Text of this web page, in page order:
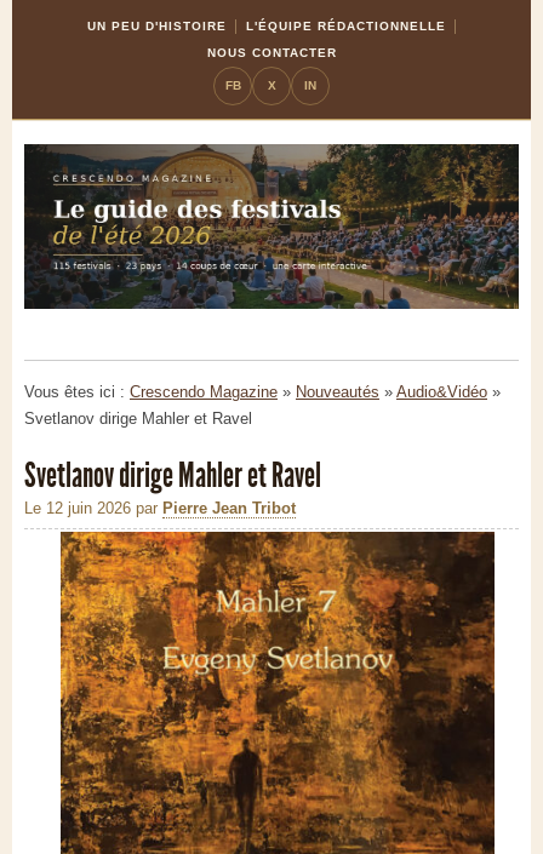
UN PEU D'HISTOIRE
L'ÉQUIPE RÉDACTIONNELLE
NOUS CONTACTER
FB X IN
Vous êtes ici : Crescendo Magazine » Nouveautés » Audio&Vidéo »
Svetlanov dirige Mahler et Ravel
Svetlanov dirige Mahler et Ravel
Le 12 juin 2026 par Pierre Jean Tribot